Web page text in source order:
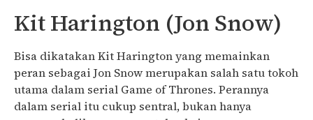
Kit Harington (Jon Snow)
Bisa dikatakan Kit Harington yang memainkan
peran sebagai Jon Snow merupakan salah satu tokoh
utama dalam serial Game of Thrones. Perannya
dalam serial itu cukup sentral, bukan hanya